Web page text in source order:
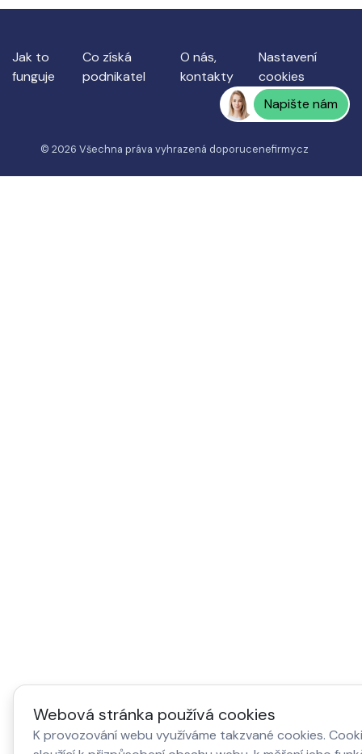
Webová stránka používá cookies
K provozování webu využíváme takzvané cookies.
Jak to
funguje
Co získá
podnikatel
O nás,
kontakty
Nastavení
cookies
Napište nám
© 2026 Všechna práva vyhrazená doporucenefirmy.cz